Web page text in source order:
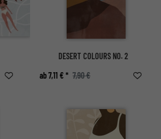
DESERT COLOURS NO. 2
ab 7,11 € * 7,90 €